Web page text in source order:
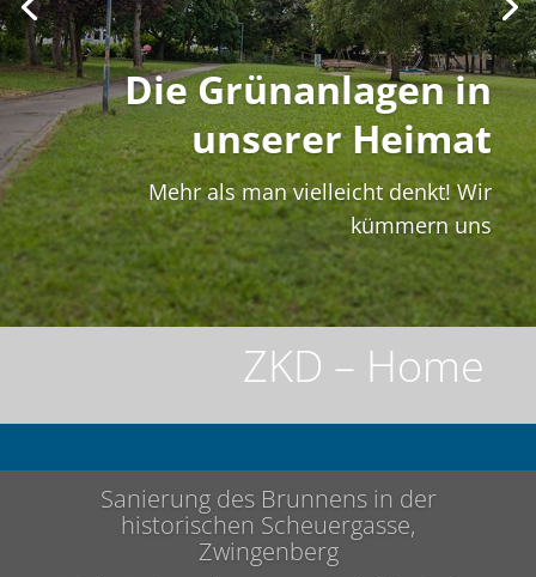
Die Grünanlagen in
unserer Heimat
Mehr als man vielleicht denkt! Wir
kümmern uns
ZKD – Home
Sanierung des Brunnens in der
historischen Scheuergasse,
Zwingenberg